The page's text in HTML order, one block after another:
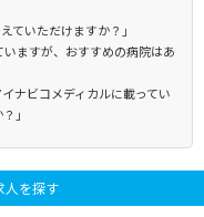
ていただけますか？」
ますが、おすすめの病院はあ
ナビコメディカルに載ってい
」
人を探す